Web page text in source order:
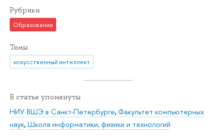
Рубрики
Образование
Темы
искусственный интеллект
В статье упомянуты
НИУ ВШЭ в Санкт-Петербурге,Факультет компьютерных
наук,Школа информатики, физики и технологий